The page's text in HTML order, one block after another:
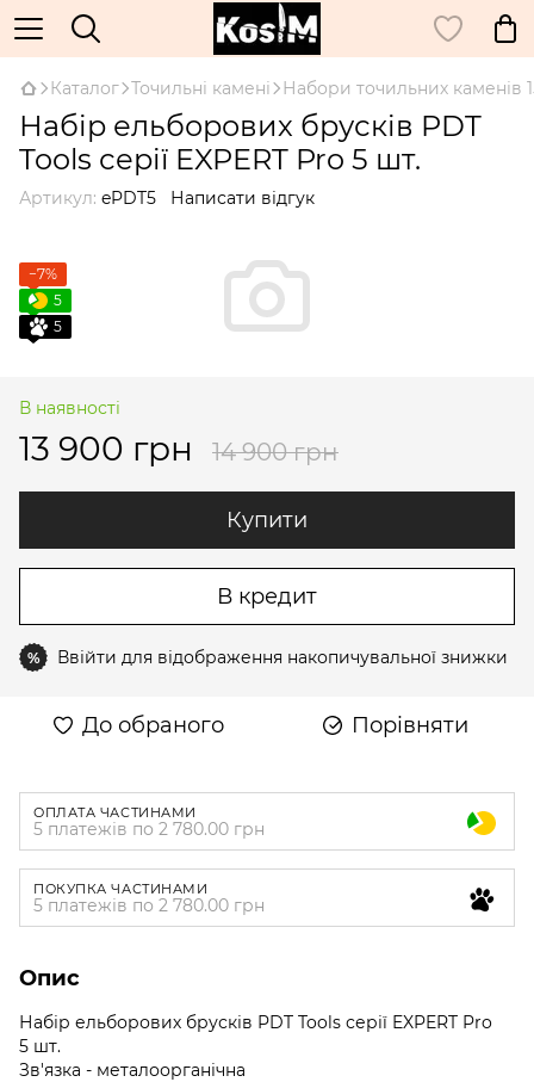
Каталог Точильні камені Набори точильних каменів
Набір ельборових брусків PDT
Tools серії EXPERT Pro 5 шт.
Артикул: ePDT5 Написати відгук
−7%
5
5
В наявності
13 900 грн 14 900 грн
Купити
В кредит
% Ввійти для відображення накопичувальної знижки
До обраного Порівняти
ОПЛАТА ЧАСТИНАМИ
5 платежів по 2 780.00 грн
ПОКУПКА ЧАСТИНАМИ
5 платежів по 2 780.00 грн
Опис
Набір ельборових брусків PDT Tools серії EXPERT Pro
5 шт.
Зв'язка - металоорганічна